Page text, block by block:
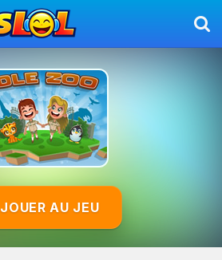
JOUER AU JEU